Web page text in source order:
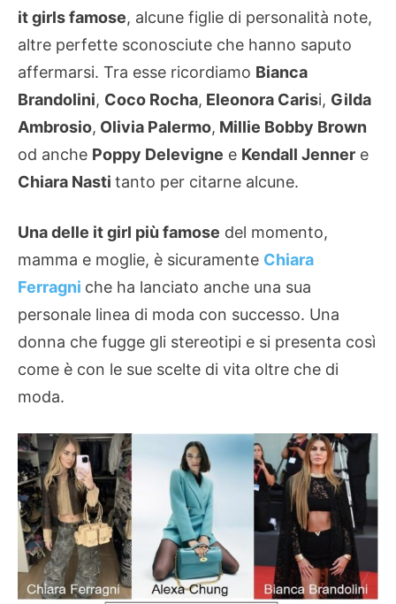
it girls famose, alcune figlie di personalità note,
altre perfette sconosciute che hanno saputo
affermarsi. Tra esse ricordiamo Bianca
Brandolini, Coco Rocha, Eleonora Carisi, Gilda
Ambrosio, Olivia Palermo, Millie Bobby Brown
od anche Poppy Delevigne e Kendall Jenner e
Chiara Nasti tanto per citarne alcune.
Una delle it girl più famose del momento,
mamma e moglie, è sicuramente Chiara
Ferragni che ha lanciato anche una sua
personale linea di moda con successo. Una
donna che fugge gli stereotipi e si presenta così
come è con le sue scelte di vita oltre che di
moda.